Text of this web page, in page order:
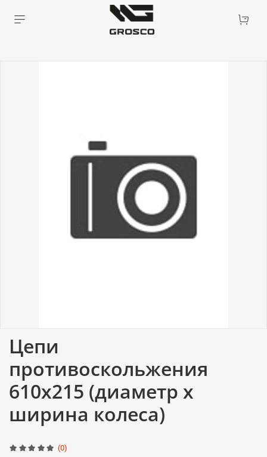
(0)
Цепи
противоскольжения
610x215 (диаметр x
ширина колеса)